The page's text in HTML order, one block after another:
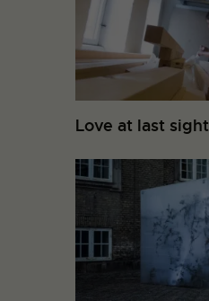
Love at last sight